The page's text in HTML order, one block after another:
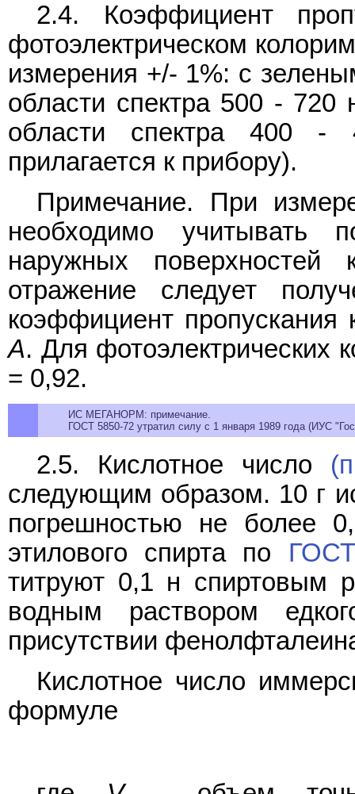
2.4. Коэффициент
фотоэлектрическом
измерения +/- 1%: с
области спектра 500 -
области спектра 400 -
прилагается к прибору).
Примечание. При
необходимо учитывать
наружных
отражение следует
коэффициент
A. Для
= 0,92.
ИС МЕГАНОРМ: примечание.
ГОСТ 5850-72 утратил силу с 1 января 1989 года (ИУС
2.5. Кислотное число
следующим образом. 10 г
погрешностью не более
этилового спирта по
титруют 0,1 н спиртовым
водным раствором
присутствии
Кислотное число
формуле